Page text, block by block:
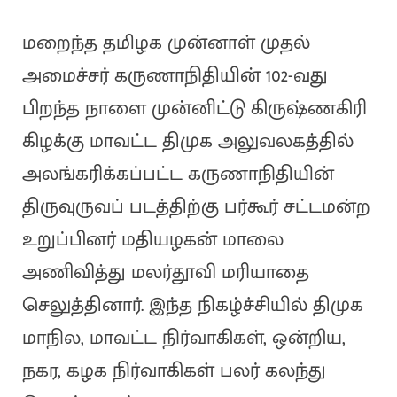
மறைந்த தமிழக முன்னாள் முதல்
அமைச்சர் கருணாநிதியின் 102-வது
பிறந்த நாளை முன்னிட்டு கிருஷ்ணகிரி
கிழக்கு மாவட்ட திமுக அலுவலகத்தில்
அலங்கரிக்கப்பட்ட கருணாநிதியின்
திருவுருவப் படத்திற்கு பர்கூர் சட்டமன்ற
உறுப்பினர் மதியழகன் மாலை
அணிவித்து மலர்தூவி மரியாதை
செலுத்தினார். இந்த நிகழ்ச்சியில் திமுக
மாநில, மாவட்ட நிர்வாகிகள், ஒன்றிய,
நகர, கழக நிர்வாகிகள் பலர் கலந்து